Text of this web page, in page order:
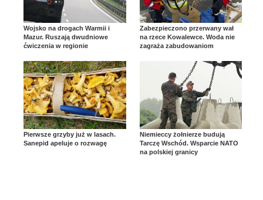
Wojsko na drogach Warmii i
Mazur. Ruszają dwudniowe
ćwiczenia w regionie
Zabezpieczono przerwany wał
na rzece Kowalewce. Woda nie
zagraża zabudowaniom
Pierwsze grzyby już w lasach.
Sanepid apeluje o rozwagę
Niemieccy żołnierze budują
Tarczę Wschód. Wsparcie NATO
na polskiej granicy